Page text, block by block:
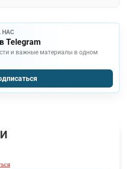
НАС
Telegram
и важные материалы в одном